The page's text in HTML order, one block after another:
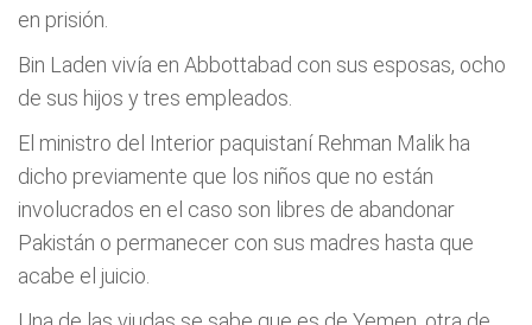
en prisión.
Bin Laden vivía en Abbottabad con sus esposas, ocho
de sus hijos y tres empleados.
El ministro del Interior paquistaní Rehman Malik ha
dicho previamente que los niños que no están
involucrados en el caso son libres de abandonar
Pakistán o permanecer con sus madres hasta que
acabe el juicio.